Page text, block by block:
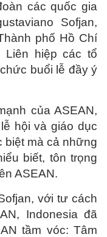
các quốc gia
Sofjan,
phố Hồ Chí
Liên hiệp các tổ
buổi lễ đầy ý
của ASEAN,
hội và giáo dục
biệt mà cả những
biết, tôn trọng
ASEAN.
với tư cách
Indonesia đã
tầm vóc: Tâm